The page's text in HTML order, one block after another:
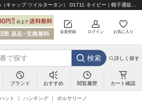
会員登録 ログイン お気に入り
検索 詳しく探す
ブランド おすすめ 閲覧履歴 カート確認
ット ハンチング ボルサリーノ